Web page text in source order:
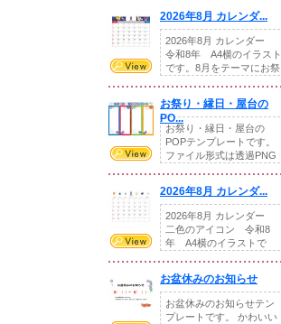
2026年8月 カレンダ...
2026年8月 カレンダー
令和8年 A4横のイラスト
です。8月をテーマにお祭
お祭り・縁日・屋台の
PO...
お祭り・縁日・屋台の
POPテンプレートです。
ファイル形式は透過PNG
2026年8月 カレンダ...
2026年8月 カレンダー
二色のアイコン 令和8
年 A4横のイラストで
お盆休みのお知らせ
お盆休みのお知らせテン
プレートです。 かわいい